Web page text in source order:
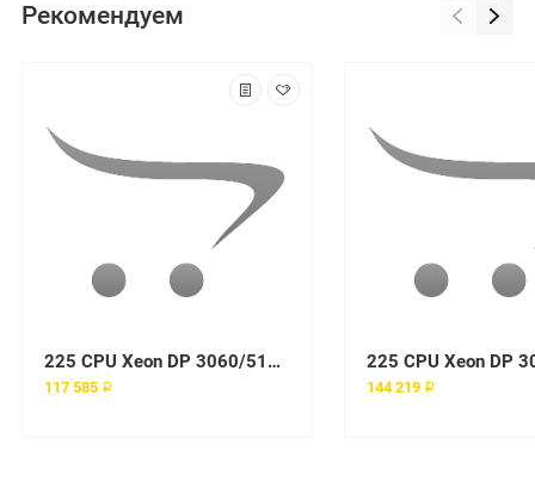
Рекомендуем
225 CPU Xeon DP 3060/512/533, RAM 512Mb PC2100 ECC DDR SDRAM RDIMM, 3xHDD 36Gb SCSI 10K U320, Int. Dual Channel SCSI U320 Controller, Gigabit Ethernet, 1x425W Tower
117 585 ₽ 144 219 ₽